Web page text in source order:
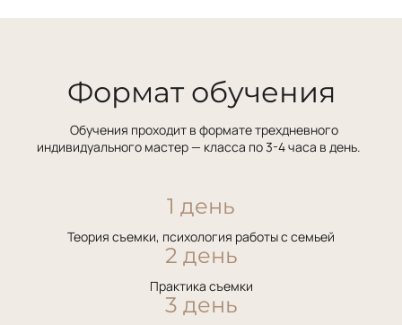
Формат обучения
Обучения проходит в формате трехдневного
индивидуального мастер — класса по 3-4 часа в день.
1 день
Теория съемки, психология работы с семьей
2 день
Практика съемки
3 день